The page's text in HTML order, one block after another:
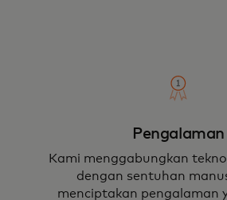
Pengalaman
Kami menggabungkan
dengan sentuhan
menciptakan pengalaman